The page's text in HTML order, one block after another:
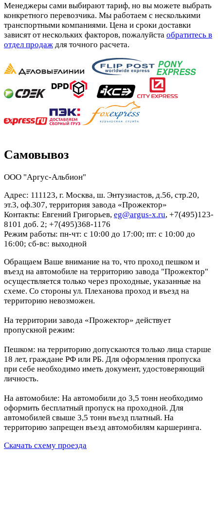
Менеджеры сами выбирают тариф, но вы можете выбрать
конкретного перевозчика. Мы работаем с несколькими
транспортными компаниями. Цена и сроки доставки
зависят от нескольких факторов, пожалуйста обратитесь в
отдел продаж для точного расчета.
Самовывоз
ООО "Аргус-Альбион"
Адрес: 111123, г. Москва, ш. Энтузиастов, д.56, стр.20,
эт.3, оф.307, территория завода «Прожектор»
Контакты: Евгений Григорьев, eg@argus-x.ru, +7(495)123-
8101 доб. 2; +7(495)368-1176
Режим работы: пн-чт: с 10:00 до 17:00; пт: с 10:00 до
16:00; сб-вс: выходной
Обращаем Ваше внимание на то, что проход пешком и
въезд на автомобиле на территорию завода "Прожектор"
осуществляется только через проходные, указанные на
схеме. Со стороны ул. Плеханова проход и въезд на
территорию невозможен.
На территории завода «Прожектор» действует
пропускной режим:
Пешком: на территорию допускаются только лица старше
18 лет, граждане РФ или РБ. Для оформления пропуска
при себе необходимо иметь документ, удостоверяющий
личность.
На автомобиле: На автомобили до 3,5 тонн необходимо
оформить бесплатный пропуск на проходной. Для
автомобилей свыше 3,5 тонн въезд платный. На
территорию запрещен въезд автомобилям каршеринга.
Скачать схему проезда